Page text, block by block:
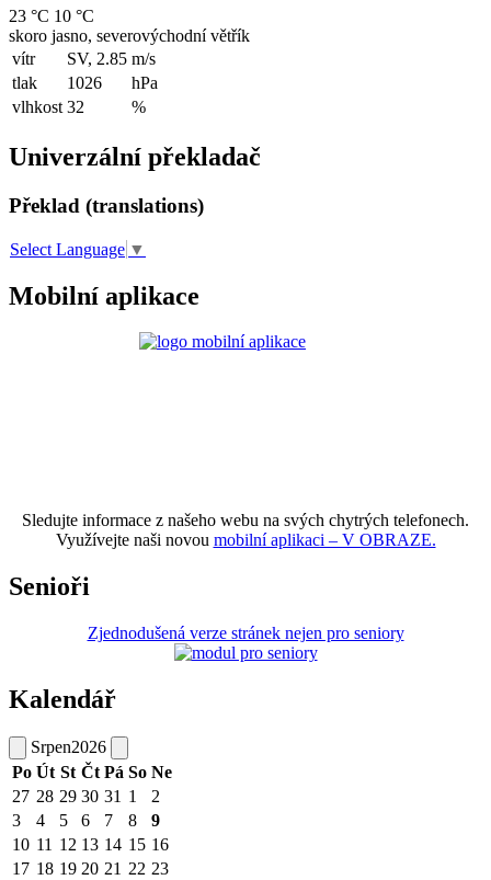
23 °C 10 °C
skoro jasno, severovýchodní větřík
vítr
SV, 2.85 m/s
tlak
1026
hPa
vlhkost 32 %
Univerzální překladač
Překlad (translations)
Select Language ▼
Mobilní aplikace
Sledujte informace z našeho webu na svých chytrých telefonech.
Využívejte naši novou mobilní aplikaci – V OBRAZE.
Senioři
Zjednodušená verze stránek nejen pro seniory
Kalendář
Srpen2026
Po Út St Čt Pá So Ne
27 28 29 30 31 1
2
3
4 5 6 7 8
9
10 11 12 13 14 15 16
17 18 19 20 21 22 23